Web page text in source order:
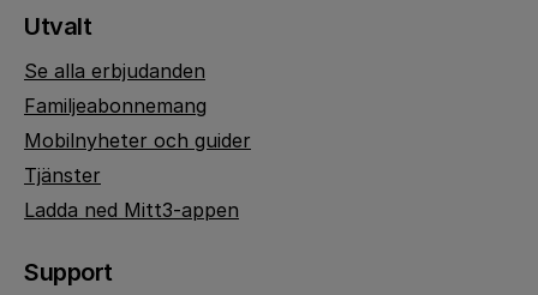
Utvalt
Se alla erbjudanden
Familjeabonnemang
Mobilnyheter och guider
Tjänster
Ladda ned Mitt3-appen
Support